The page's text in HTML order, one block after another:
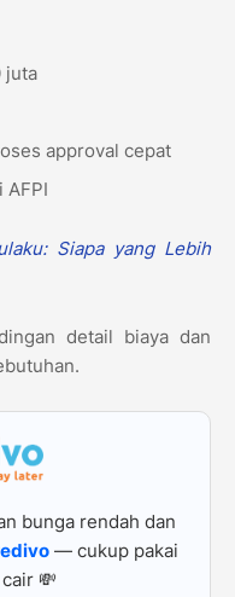
juta
approval cepat
AFPI
Siapa yang Lebih
detail biaya dan
bunga rendah dan
— cukup pakai
💸